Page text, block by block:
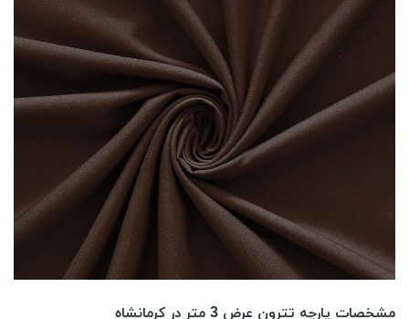
مشخصات پارچه تترون عرض 3 متر در کرمانشاه